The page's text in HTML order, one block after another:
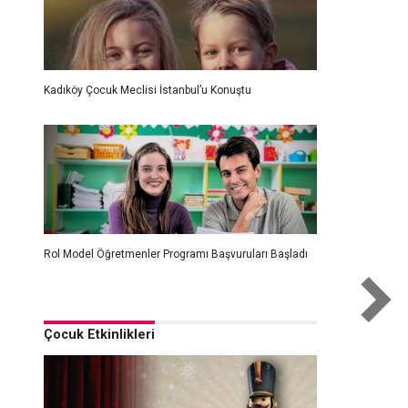
Kadıköy Çocuk Meclisi İstanbul’u Konuştu
Rol Model Öğretmenler Programı Başvuruları Başladı
Çocuk Etkinlikleri